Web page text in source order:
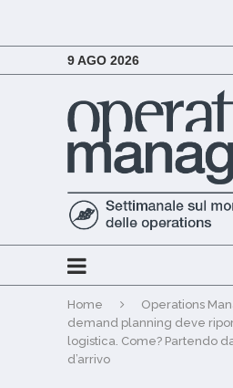
9 AGO 2026
Home Operations
demand planning deve
logistica. Come? Partendo
d’arrivo